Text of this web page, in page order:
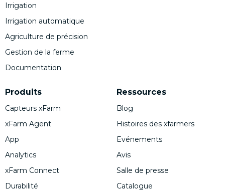
Irrigation
Irrigation automatique
Agriculture de précision
Gestion de la ferme
Documentation
Produits
Capteurs xFarm
xFarm Agent
App
Analytics
xFarm Connect
Durabilité
Ressources
Blog
Histoires des xfarmers
Evénements
Avis
Salle de presse
Catalogue